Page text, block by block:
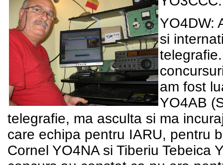
YO4DW:
si
am fost
YO4AB
telegrafie, ma asculta si ma
care echipa pentru IARU, pentru
Cornel YO4NA si Tiberiu Tebeica